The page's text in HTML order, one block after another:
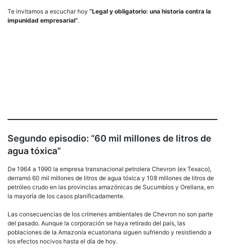
Te invitamos a escuchar hoy “Legal y obligatorio: una historia contra la
impunidad empresarial”.
Segundo episodio: “60 mil millones de litros de
agua tóxica”
De 1964 a 1990 la empresa transnacional petrolera Chevron (ex Texaco),
derramó 60 mil millones de litros de agua tóxica y 108 millones de litros de
petróleo crudo en las provincias amazónicas de Sucumbíos y Orellana, en
la mayoría de los casos planificadamente.
Las consecuencias de los crímenes ambientales de Chevron no son parte
del pasado. Aunque la corporación se haya retirado del país, las
poblaciones de la Amazonía ecuatoriana siguen sufriendo y resistiendo a
los efectos nocivos hasta el día de hoy.